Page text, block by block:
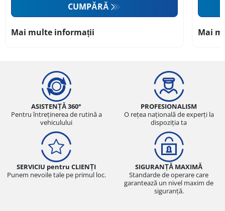
CUMPĂRĂ
Mai multe informații Mai
ASISTENȚĂ 360°
Pentru întreținerea de rutină a
vehiculului
PROFESIONALISM
O rețea națională de experți la
dispoziția ta
SERVICIU pentru CLIENȚI
Punem nevoile tale pe primul loc.
SIGURANȚĂ MAXIMĂ
Standarde de operare care
garantează un nivel maxim de
siguranță.